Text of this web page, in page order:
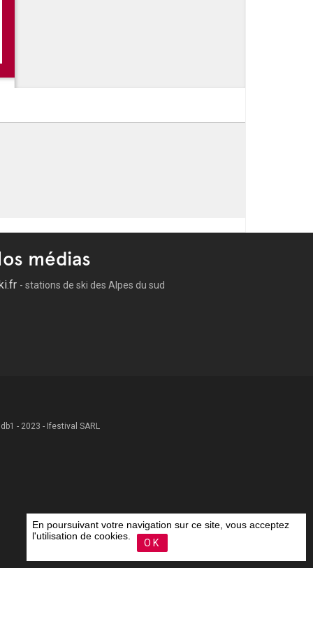
médias
- stations de ski des Alpes du sud
- 2023 - Ifestival SARL
En poursuivant votre navigation sur ce site, vous acceptez
l'utilisation de cookies.
OK